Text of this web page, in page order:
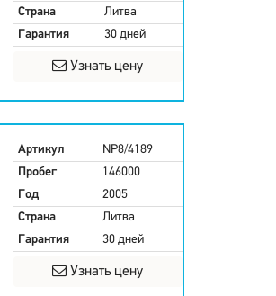
Страна
Литва
Гарантия
30 дней
Узнать цену
Артикул
NP8/4189
Пробег
146000
Год
2005
Страна
Литва
Гарантия
30 дней
Узнать цену